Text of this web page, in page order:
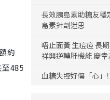
約
485
長效胰島素助糖友穩
島素針劑迷思
唔止面黃 生痘痘 長
祥興逆轉肝機能 慶
血糖失控好傷「心」!